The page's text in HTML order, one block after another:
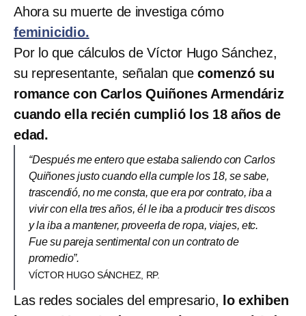
Ahora su muerte de investiga cómo
feminicidio.
Por lo que cálculos de Víctor Hugo Sánchez,
su representante, señalan quecomenzó su
romance con Carlos Quiñones Armendáriz
cuando ella recién cumplió los 18 años de
edad.
“Después me entero que estaba saliendo con Carlos
Quiñones justo cuando ella cumple los 18, se sabe,
trascendió, no me consta, que era por contrato, iba a
vivir con ella tres años, él le iba a producir tres discos
y la iba a mantener, proveerla de ropa, viajes, etc.
Fue su pareja sentimental con un contrato de
promedio”.
VÍCTOR HUGO SÁNCHEZ, RP.
Las redes sociales del empresario, lo exhiben